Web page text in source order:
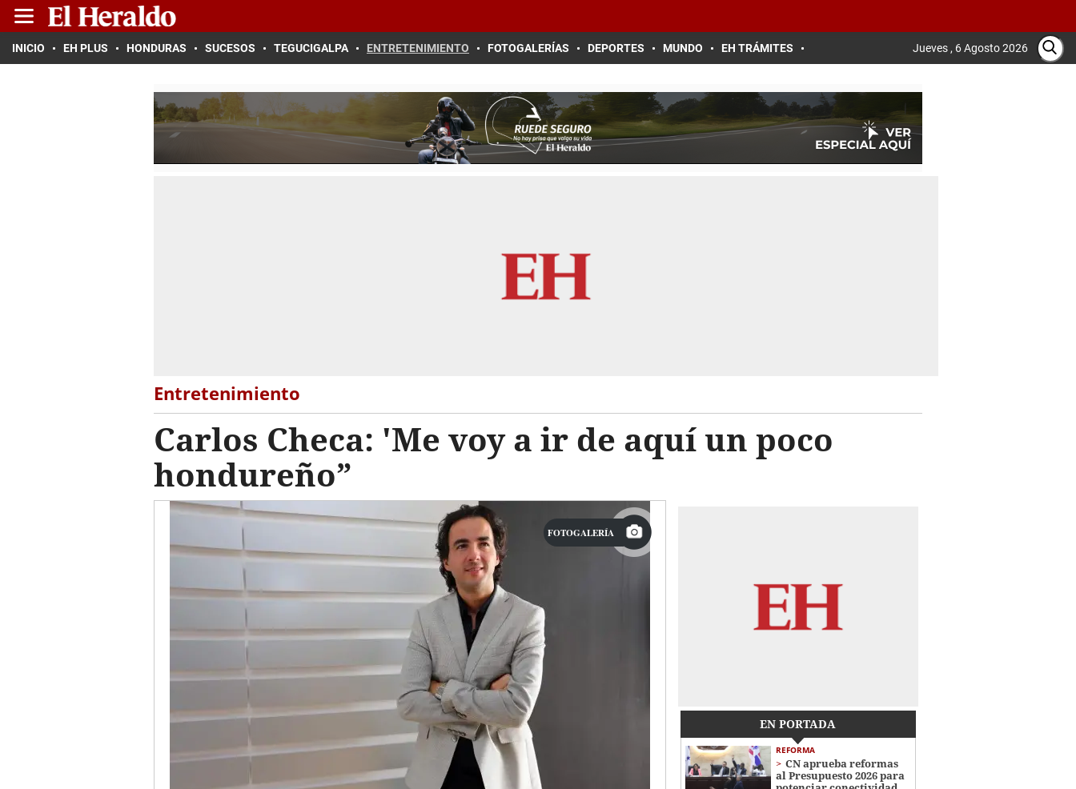
INICIO EH PLUS HONDURAS SUCESOS TEGUCIGALPA ENTRETENIMIENTO FOTOGALERÍAS DEPORTES MUNDO EH TRÁMITES Jueves , 6 Agosto 2026
Entretenimiento
Carlos Checa: 'Me voy a ir de aquí un poco
hondureño”
FOTOGALERÍA
EN PORTADA
REFORMA
CN aprueba reformas
al Presupuesto 2026 para